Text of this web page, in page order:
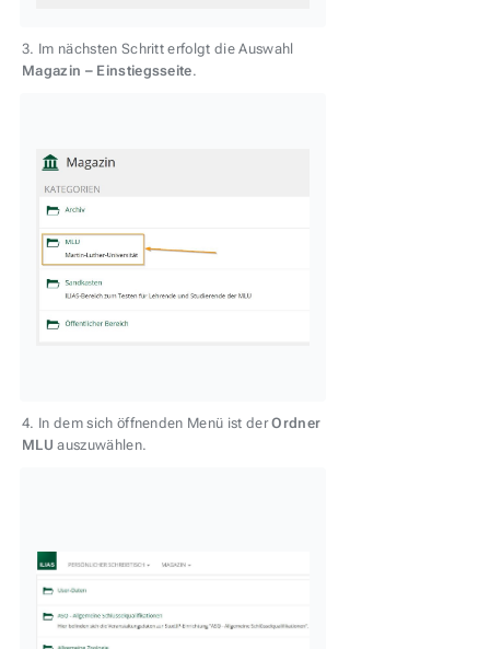
3. Im nächsten Schritt erfolgt die Auswahl
Magazin – Einstiegsseite.
4. In dem sich öffnenden Menü ist derOrdner
MLU auszuwählen.